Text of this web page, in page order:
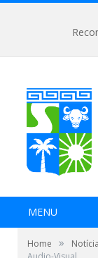
MENU
Home »